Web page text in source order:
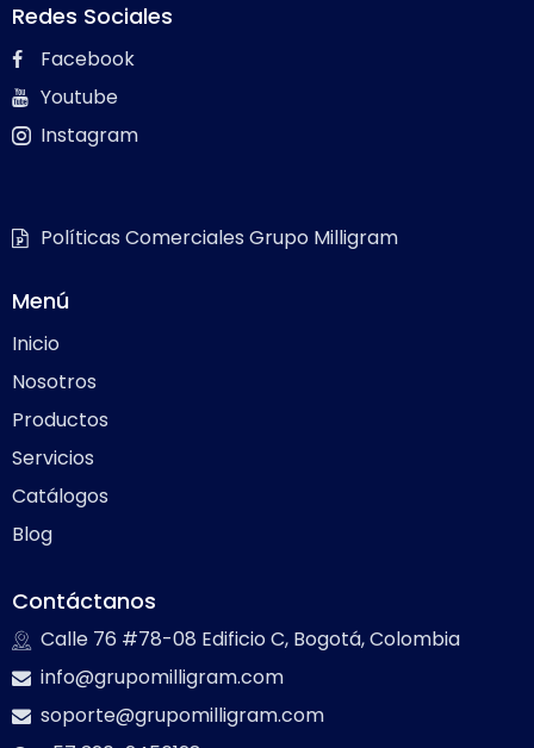
Redes Sociales
Facebook
Youtube
Instagram
Políticas Comerciales Grupo Milligram
Menú
Inicio
Nosotros
Productos
Servicios
Catálogos
Blog
Contáctanos
Calle 76 #78-08 Edificio C, Bogotá, Colombia
info@grupomilligram.com
soporte@grupomilligram.com